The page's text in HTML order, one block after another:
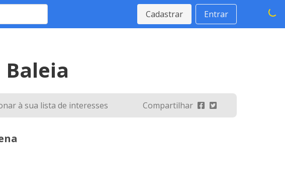
Cadastrar Entrar
Baleia
à sua lista de interesses Compartilhar